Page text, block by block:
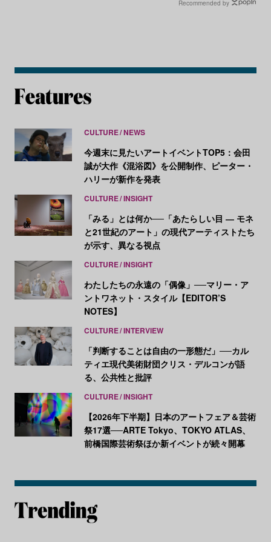
Recommended by
CULTURE NEWS
今週末に見たいアートイベントTOP5：会田
誠が大作《混浴図》を公開制作、ピーター・
ハリーが新作を発表
CULTURE INSIGHT
「みる」とは何か──「あたらしい目 ― モネ
と21世紀のアート」の現代アーティストたち
が示す、異なる視点
CULTURE INSIGHT
わたしたちの永遠の「偶像」──マリー・ア
ントワネット・スタイル【EDITOR’S
NOTES】
CULTURE INTERVIEW
「判断することは自由の一形態だ」──カル
ティエ現代美術財団クリス・デルコンが語
る、公共性と批評
CULTURE INSIGHT
【2026年下半期】日本のアートフェア＆芸術
祭17選──ARTE Tokyo、TOKYO ATLAS、
前橋国際芸術祭ほか新イベントが続々開幕